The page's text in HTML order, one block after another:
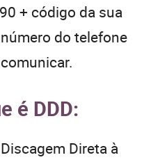
+ código da sua
do telefone
é DDD:
Direta à